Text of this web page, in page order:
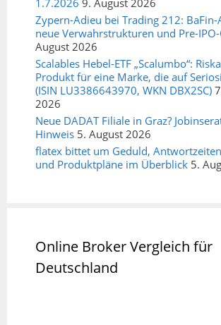
Zypern-Adieu bei Trading 212: BaFin-
neue Verwahrstrukturen und Pre-
August 2026
Scalables Hebel-ETF „Scalumbo“:
Produkt für eine Marke, die auf
(ISIN LU3386643970, WKN DBX2SC)
2026
Neue DADAT Filiale in Graz?
Hinweis 5. August 2026
flatex bittet um Geduld,
und Produktpläne im Überblick 5.
Online Broker Vergleich für
Deutschland